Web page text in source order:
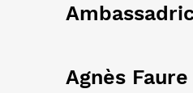
Agnès Faure